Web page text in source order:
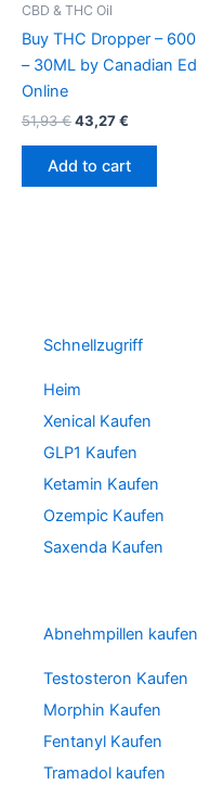
CBD & THC Oil
Buy THC Dropper –
– 30ML by Canadian
Online
51,93€43,27€
Add to cart
Schnellzugriff
Heim
Xenical Kaufen
GLP1 Kaufen
Ketamin Kaufen
Ozempic Kaufen
Saxenda Kaufen
Abnehmpillen kaufen
Testosteron Kaufen
Morphin Kaufen
Fentanyl Kaufen
Tramadol kaufen